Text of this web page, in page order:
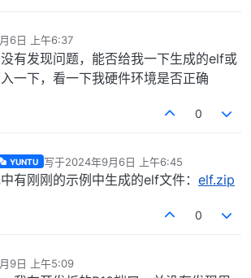
6日 上午6:37
有发现问题，能否给我一下生成的elf或
一下，看一下我硬件环境是否正确
0
YUNTU 写于2024年9月6日 上午6:45
最后由 编辑
有刚刚的示例中生成的elf文件： elf.zip
0
9日 上午5:09